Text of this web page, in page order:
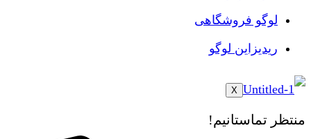
لوگو فروشگاهی
ریدیزاین لوگو
X
منتظر تماستانیم!